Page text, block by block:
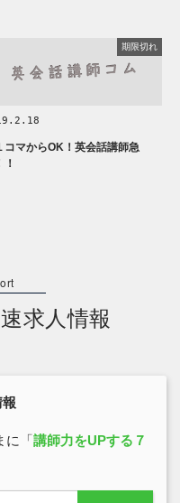
期限切れ
コマからOK！英会話講師急
求人情報
に「講師力をUPする７